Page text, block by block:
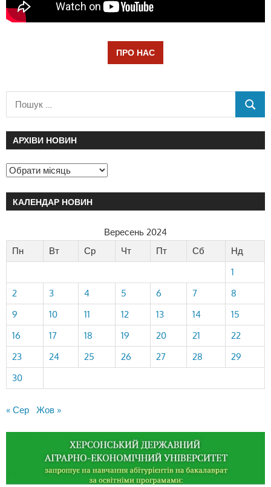
ПРО НАС
АРХІВИ НОВИН
КАЛЕНДАР НОВИН
Вересень 2024
Пн
Вт Ср Чт Пт Сб
Нд
1
2
3 4 5 6 7
8
9
10 11 12 13 14
15
16
17 18 19 20 21
22
23
24 25 26 27 28
29
30
« Сер Жов »